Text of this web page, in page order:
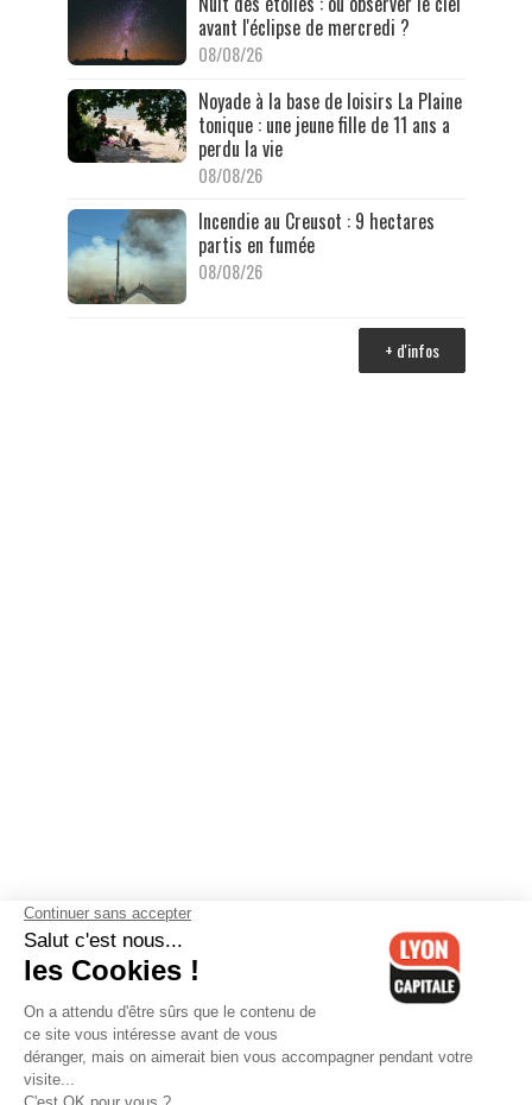
avant l'éclipse de mercredi ?
08/08/26
Noyade à la base de loisirs La Plaine
tonique : une jeune fille de 11 ans a
perdu la vie
08/08/26
Incendie au Creusot : 9 hectares
partis en fumée
08/08/26
+ d'infos